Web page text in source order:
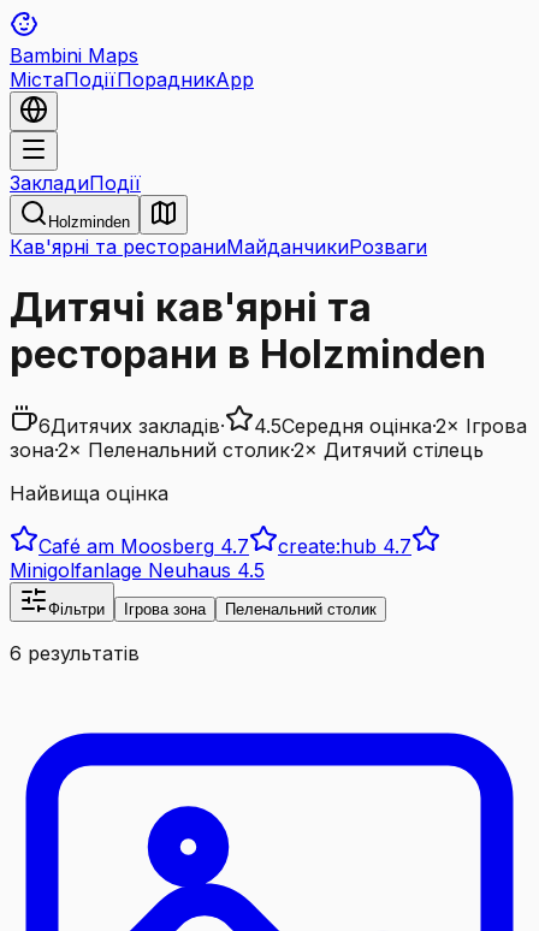
Bambini Maps
МістаПодіїПорадникApp
ЗакладиПодії
Holzminden
Кав'ярні та рестораниМайданчикиРозваги
Дитячі кав'ярні та
ресторани в Holzminden
6Дитячих закладів· 4.5Середня оцінка·2× Ігрова
зона·2× Пеленальний столик·2× Дитячий стілець
Найвища оцінка
Café am Moosberg 4.7 create:hub 4.7
Minigolfanlage Neuhaus 4.5
Фільтри Ігрова зона Пеленальний столик
6 результатів